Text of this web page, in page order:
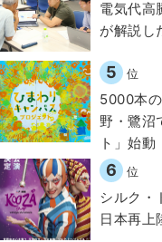
電気代高
が解説し
5 位
5000本
野・鷺沼
ト」始動
6 位
シルク・
日本再